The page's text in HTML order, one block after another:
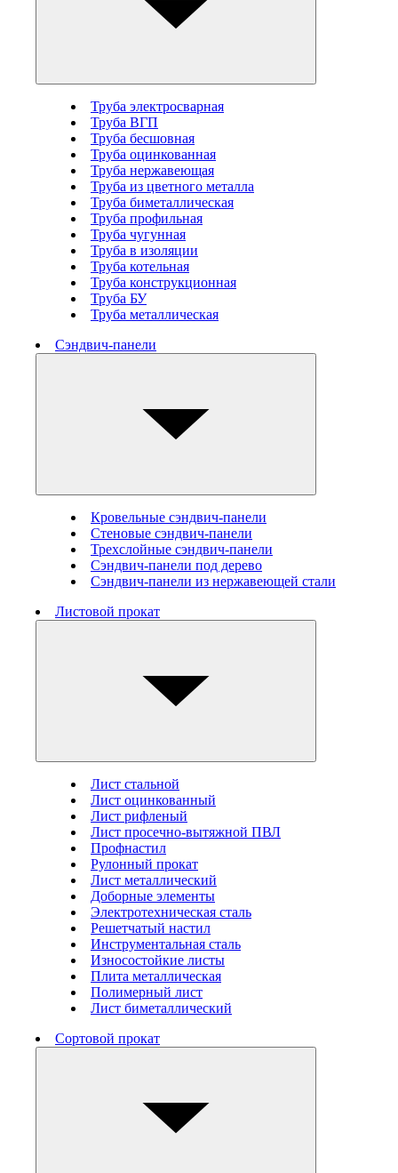
Труба электросварная
Труба ВГП
Труба бесшовная
Труба оцинкованная
Труба нержавеющая
Труба из цветного металла
Труба биметаллическая
Труба профильная
Труба чугунная
Труба в изоляции
Труба котельная
Труба конструкционная
Труба БУ
Труба металлическая
Сэндвич-панели
Кровельные сэндвич-панели
Стеновые cэндвич-панели
Трехслойные сэндвич-панели
Сэндвич-панели под дерево
Сэндвич-панели из нержавеющей стали
Листовой прокат
Лист стальной
Лист оцинкованный
Лист рифленый
Лист просечно-вытяжной ПВЛ
Профнастил
Рулонный прокат
Лист металлический
Доборные элементы
Электротехническая сталь
Решетчатый настил
Инструментальная сталь
Износостойкие листы
Плита металлическая
Полимерный лист
Лист биметаллический
Сортовой прокат